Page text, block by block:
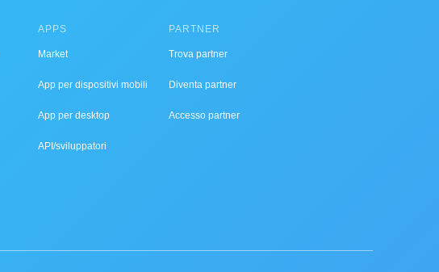
APPS
Market
App per dispositivi mobili
App per desktop
API/sviluppatori
PARTNER
Trova partner
Diventa partner
Accesso partner